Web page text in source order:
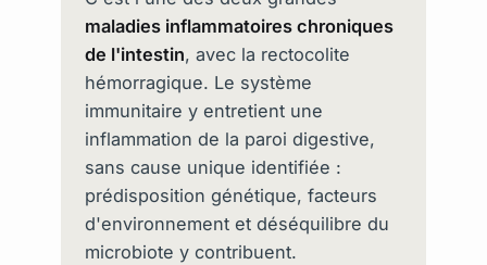
maladies inflammatoires chroniques
de l'intestin, avec la rectocolite
hémorragique. Le système
immunitaire y entretient une
inflammation de la paroi digestive,
sans cause unique identifiée :
prédisposition génétique, facteurs
d'environnement et déséquilibre du
microbiote y contribuent.